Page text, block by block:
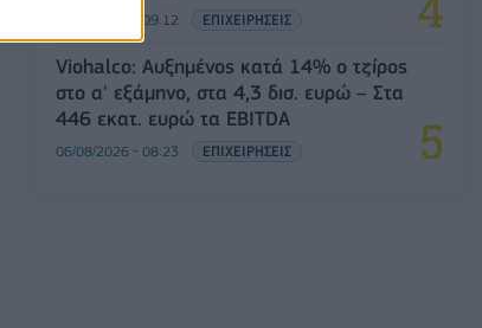
06/08/2026 - 09:12 ΕΠΙΧΕΙΡΗΣΕΙΣ
Viohalco: Αυξημένος κατά 14% ο τζίρος
στο α' εξάμηνο, στα 4,3 δισ. ευρώ – Στα
446 εκατ. ευρώ τα EBITDA
06/08/2026 - 08:23 ΕΠΙΧΕΙΡΗΣΕΙΣ